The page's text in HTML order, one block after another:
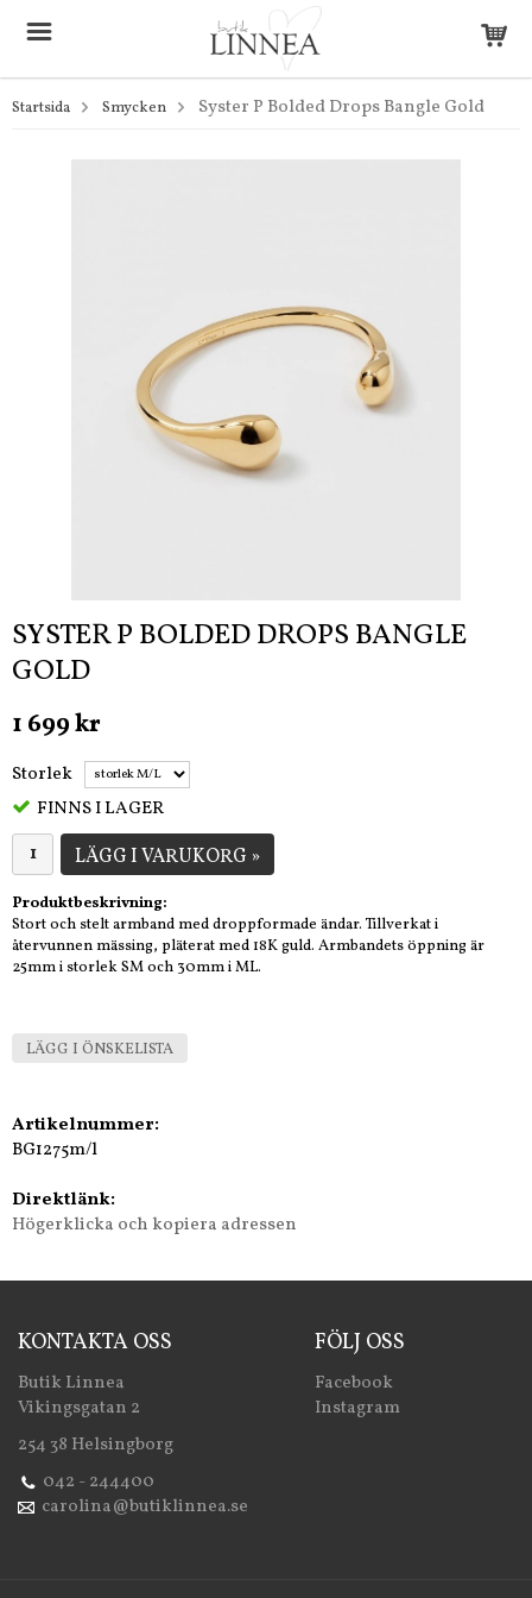
Startsida Smycken Syster P Bolded Drops Bangle Gold
SYSTER P BOLDED DROPS BANGLE
GOLD
1 699 kr
Storlek
FINNS I LAGER
LÄGG I VARUKORG »
Produktbeskrivning:
Stort och stelt armband med droppformade ändar. Tillverkat i
återvunnen mässing, pläterat med 18K guld. Armbandets öppning är
25mm i storlek SM och 30mm i ML.
LÄGG I ÖNSKELISTA
Artikelnummer:
BG1275m/l
Direktlänk:
Högerklicka och kopiera adressen
KONTAKTA OSS
Butik Linnea
Vikingsgatan 2
254 38 Helsingborg
042 - 244400
carolina@butiklinnea.se
FÖLJ OSS
Facebook
Instagram